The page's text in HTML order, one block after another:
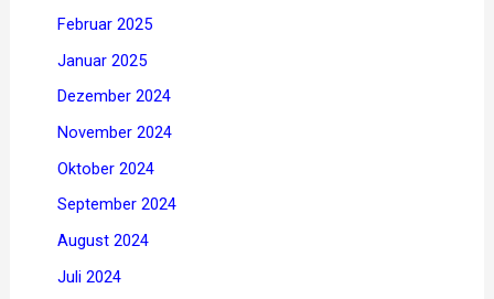
Februar 2025
Januar 2025
Dezember 2024
November 2024
Oktober 2024
September 2024
August 2024
Juli 2024